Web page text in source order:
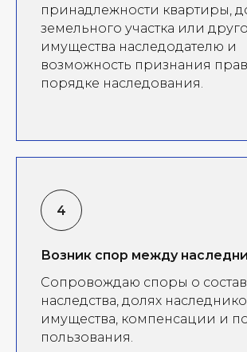
принадлежности квартиры,
земельного участка или
имущества наследодателю и
возможность признания
порядке наследования.
Возник спор между
Сопровождаю споры о
наследства, долях
имущества, компенсации и
пользования.